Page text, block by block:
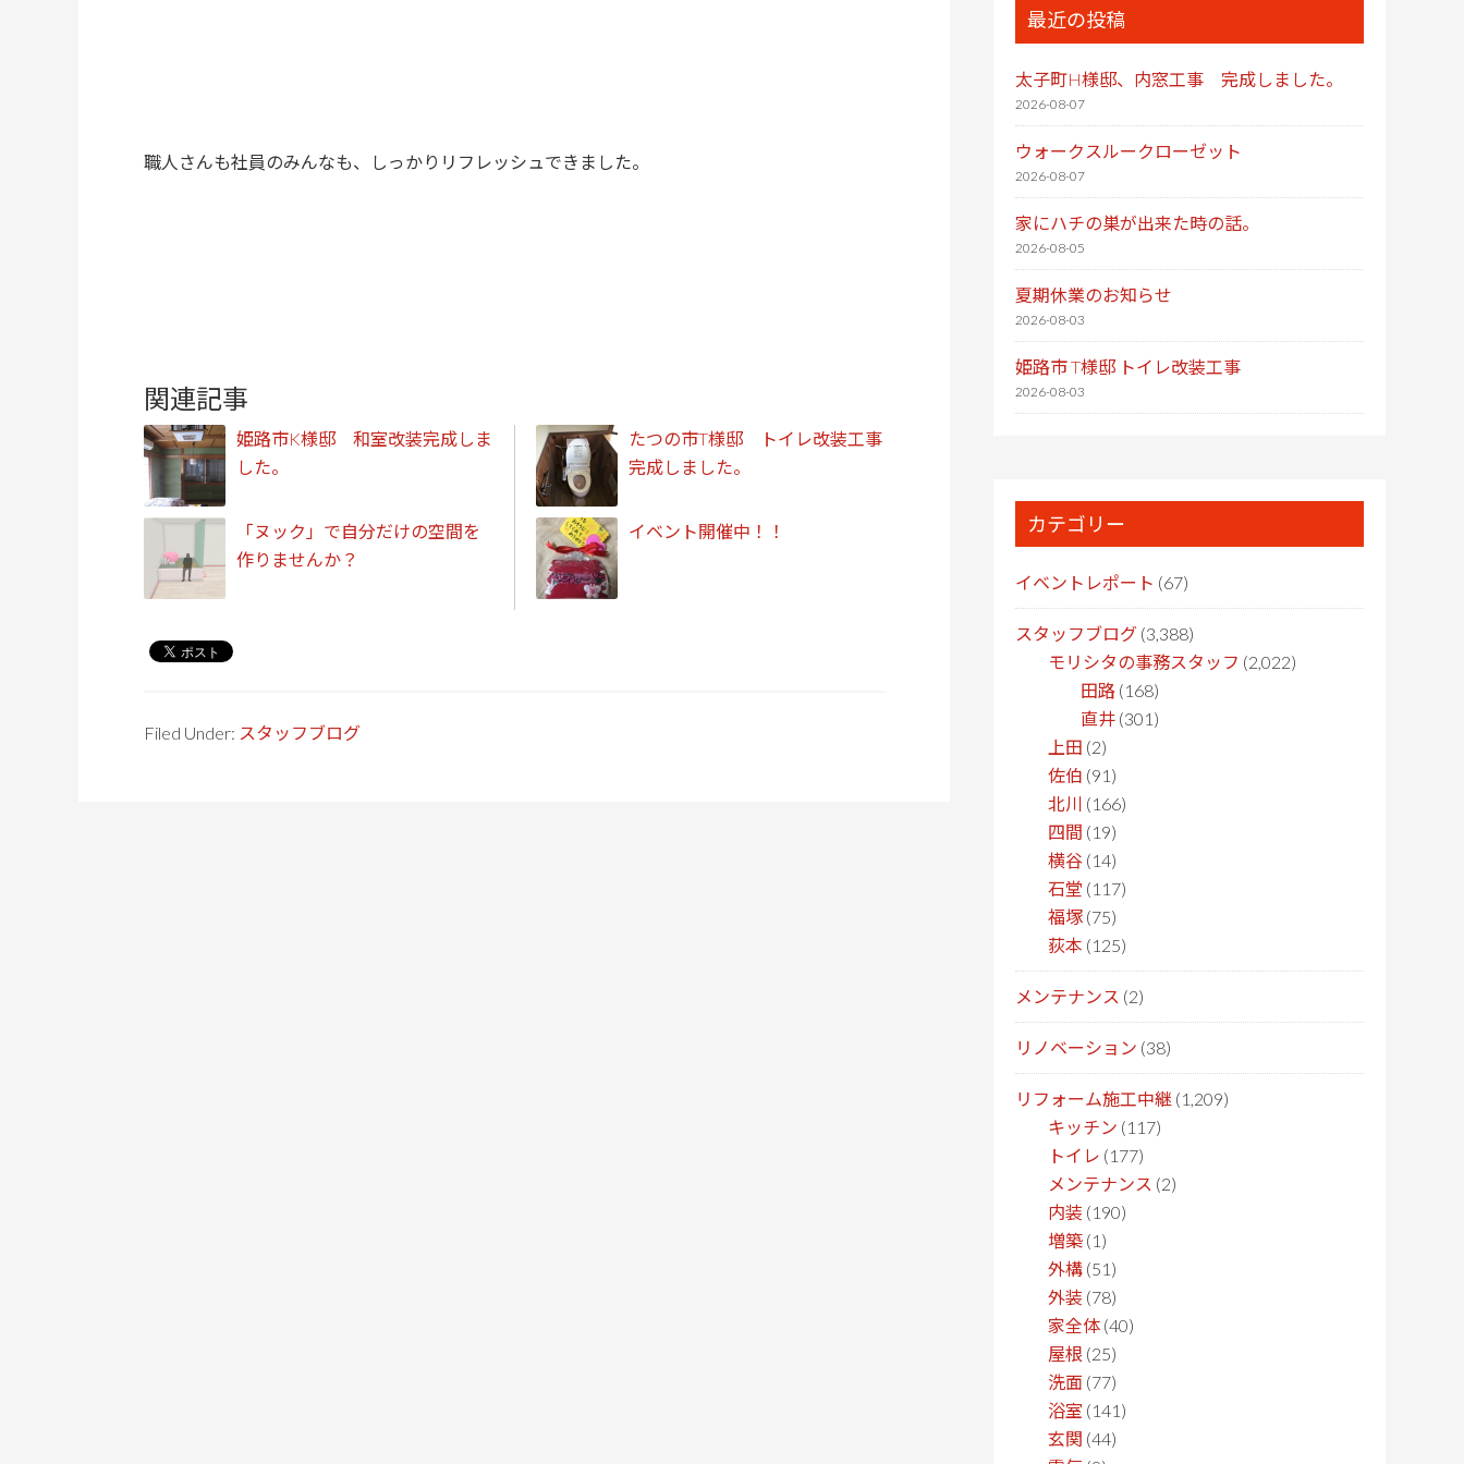
職人さんも社員のみんなも、しっかりリフレッシュできました。
関連記事
姫路市K様邸 和室改装完成しま
した。
「ヌック」で自分だけの空間を
作りませんか？
たつの市T様邸 トイレ改装工事
完成しました。
イベント開催中！！
Filed Under: スタッフブログ
最近の投稿
太子町H様邸、内窓工事 完成しました。
2026-08-07
ウォークスルークローゼット
2026-08-07
家にハチの巣が出来た時の話。
2026-08-05
夏期休業のお知らせ
2026-08-03
姫路市 T様邸 トイレ改装工事
2026-08-03
カテゴリー
イベントレポート (67)
スタッフブログ (3,388)
モリシタの事務スタッフ (2,022)
田路 (168)
直井 (301)
上田 (2)
佐伯 (91)
北川 (166)
四間 (19)
横谷 (14)
石堂 (117)
福塚 (75)
荻本 (125)
メンテナンス (2)
リノベーション (38)
リフォーム施工中継 (1,209)
キッチン (117)
トイレ (177)
メンテナンス (2)
内装 (190)
増築 (1)
外構 (51)
外装 (78)
家全体 (40)
屋根 (25)
洗面 (77)
浴室 (141)
玄関 (44)